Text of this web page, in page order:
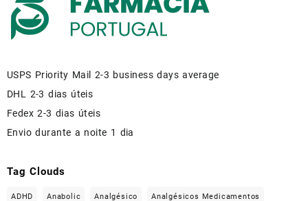
USPS Priority Mail 2-3 business days average
DHL 2-3 dias úteis
Fedex 2-3 dias úteis
Envio durante a noite 1 dia
Tag Clouds
ADHD Anabolic Analgésico Analgésicos Medicamentos